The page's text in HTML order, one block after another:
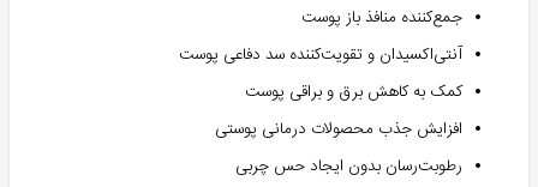
جمع‌کننده منافذ باز پوست
آنتی‌اکسیدان و تقویت‌کننده سد دفاعی پوست
کمک به کاهش برق و براقی پوست
افزایش جذب محصولات درمانی پوستی
رطوبت‌رسان بدون ایجاد حس چربی